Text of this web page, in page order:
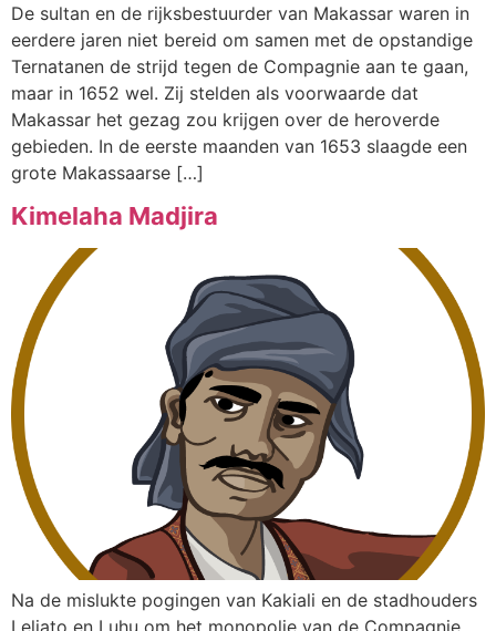
De sultan en de rijksbestuurder van Makassar waren in
eerdere jaren niet bereid om samen met de opstandige
Ternatanen de strijd tegen de Compagnie aan te gaan,
maar in 1652 wel. Zij stelden als voorwaarde dat
Makassar het gezag zou krijgen over de heroverde
gebieden. In de eerste maanden van 1653 slaagde een
grote Makassaarse […]
Kimelaha Madjira
Na de mislukte pogingen van Kakiali en de stadhouders